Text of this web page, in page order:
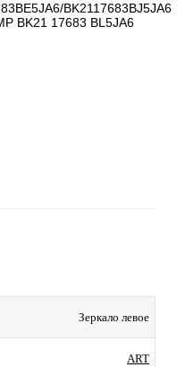
BK2117683BJ5JA6
BK21 17683 BL5JA6
Зеркало левое
ART